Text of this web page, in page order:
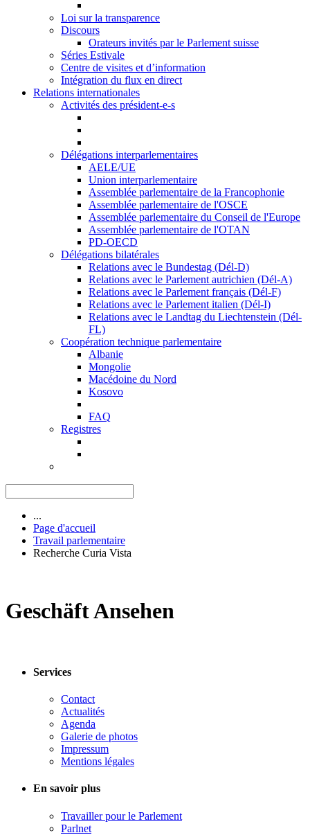
Loi sur la transparence
Discours
Orateurs invités par le Parlement suisse
Séries Estivale
Centre de visites et d’information
Intégration du flux en direct
Relations internationales
Activités des président-e-s
Délégations interparlementaires
AELE/UE
Union interparlementaire
Assemblée parlementaire de la Francophonie
Assemblée parlementaire de l'OSCE
Assemblée parlementaire du Conseil de l'Europe
Assemblée parlementaire de l'OTAN
PD-OECD
Délégations bilatérales
Relations avec le Bundestag (Dél-D)
Relations avec le Parlement autrichien (Dél-A)
Relations avec le Parlement français (Dél-F)
Relations avec le Parlement italien (Dél-I)
Relations avec le Landtag du Liechtenstein (Dél-
FL)
Coopération technique parlementaire
Albanie
Mongolie
Macédoine du Nord
Kosovo
FAQ
Registres
...
Page d'accueil
Travail parlementaire
Recherche Curia Vista
Geschäft Ansehen
Services
Contact
Actualités
Agenda
Galerie de photos
Impressum
Mentions légales
En savoir plus
Travailler pour le Parlement
Parlnet